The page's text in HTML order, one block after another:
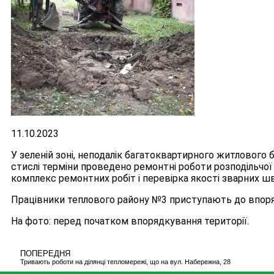
11.10.2023
У зеленій зоні, неподалік багатоквартирного
стислі терміни проведено ремонтні роботи
комплекс ремонтних робіт і перевірка якості зварних
Працівники теплового району №3 приступають до
На фото: перед початком впорядкування території.
ПОПЕРЕДНЯ
Тривають роботи на ділянці тепломережі, що на вул. Набережна, 28